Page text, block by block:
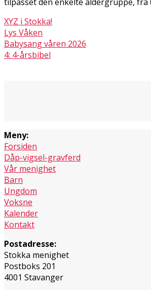
XYZ i Stokka!
Lys Våken
Babysang våren 2026
4: 4-årsbibel
Meny:
Forsiden
Dåp-vigsel-gravferd
Vår menighet
Barn
Ungdom
Voksne
Kalender
Kontakt
Postadresse:
Stokka menighet
Postboks 201
4001 Stavanger